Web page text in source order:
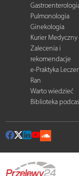
Pulmonologia
Ginekologia
Kurier Medyczny
Zalecenia i
rekomendacje
e-Praktyka
Ran
Warto wiedzieć
Biblioteka